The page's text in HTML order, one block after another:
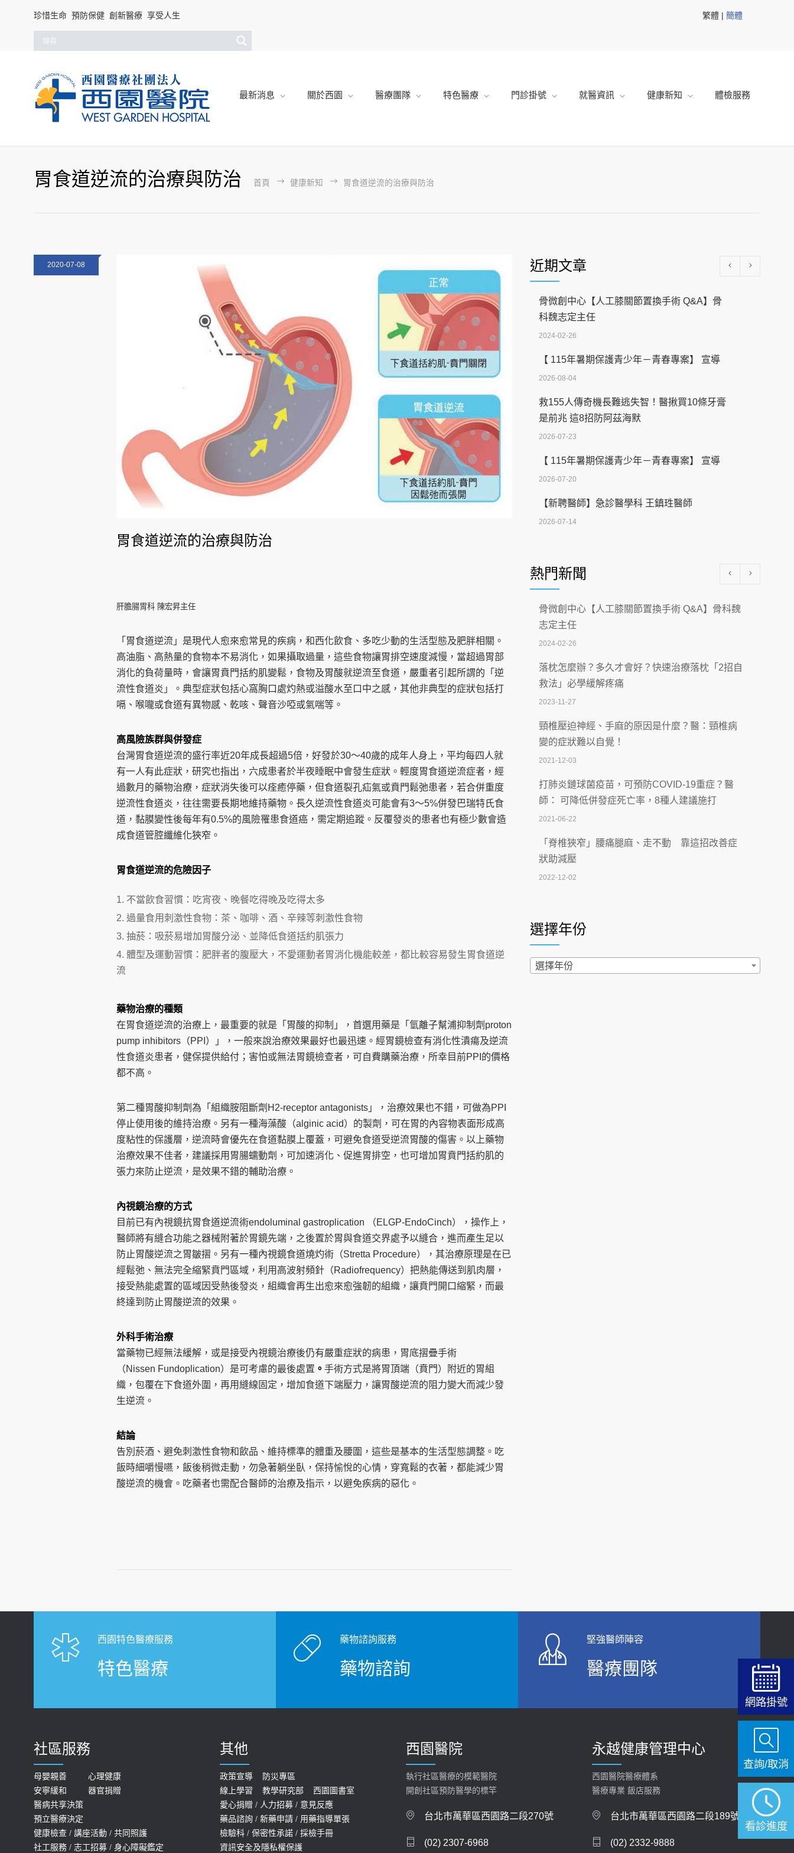
珍惜生命 預防保健 創新醫療 享受人生 繁體 | 簡體
最新消息 關於西園 醫療團隊 特色醫療 門診掛號 就醫資訊 健康新知 體檢服務
胃食道逆流的治療與防治 首頁 健康新知 胃食道逆流的治療與防治
2020-07-08
胃食道逆流的治療與防治
肝膽腸胃科 陳宏昇主任
「胃食道逆流」是現代人愈來愈常見的疾病，和西化飲食、多吃少動的生活型態及肥胖相關。
高油脂、高熱量的食物本不易消化，如果攝取過量，這些食物讓胃排空速度減慢，當超過胃部
消化的負荷量時，會讓胃賁門括約肌變鬆，食物及胃酸就逆流至食道，嚴重者引起所謂的「逆
流性食道炎」。典型症狀包括心窩胸口處灼熱或溢酸水至口中之感，其他非典型的症狀包括打
嗝、喉嚨或食道有異物感、乾咳、聲音沙啞或氣喘等。
高風險族群與併發症
台灣胃食道逆流的盛行率近20年成長超過5倍，好發於30～40歲的成年人身上，平均每四人就
有一人有此症狀，研究也指出，六成患者於半夜睡眠中會發生症狀。輕度胃食道逆流症者，經
過數月的藥物治療，症狀消失後可以痊癒停藥，但食道裂孔疝氣或賁門鬆弛患者，若合併重度
逆流性食道炎，往往需要長期地維持藥物。長久逆流性食道炎可能會有3～5%併發巴瑞特氏食
道，黏膜變性後每年有0.5%的風險罹患食道癌，需定期追蹤。反覆發炎的患者也有極少數會造
成食道管腔纖維化狹窄。
胃食道逆流的危險因子
不當飲食習慣：吃宵夜、晚餐吃得晚及吃得太多
過量食用刺激性食物：茶、咖啡、酒、辛辣等刺激性食物
抽菸：吸菸易增加胃酸分泌、並降低食道括約肌張力
體型及運動習慣：肥胖者的腹壓大，不愛運動者胃消化機能較差，都比較容易發生胃食道逆
流
藥物治療的種類
在胃食道逆流的治療上，最重要的就是「胃酸的抑制」，首選用藥是「氫離子幫浦抑制劑proton
pump inhibitors（PPI）」，一般來說治療效果最好也最迅速。經胃鏡檢查有消化性潰瘍及逆流
性食道炎患者，健保提供給付；害怕或無法胃鏡檢查者，可自費購藥治療，所幸目前PPI的價格
都不高。
第二種胃酸抑制劑為「組織胺阻斷劑H2-receptor antagonists」，治療效果也不錯，可做為PPI
停止使用後的維持治療。另有一種海藻酸（alginic acid）的製劑，可在胃的內容物表面形成高
度粘性的保護層，逆流時會優先在食道黏膜上覆蓋，可避免食道受逆流胃酸的傷害。以上藥物
治療效果不佳者，建議採用胃腸蠕動劑，可加速消化、促進胃排空，也可增加胃賁門括約肌的
張力來防止逆流，是效果不錯的輔助治療。
內視鏡治療的方式
目前已有內視鏡抗胃食道逆流術endoluminal gastroplication （ELGP-EndoCinch），操作上，
醫師將有縫合功能之器械附著於胃鏡先端，之後置於胃與食道交界處予以縫合，進而產生足以
防止胃酸逆流之胃皺摺。另有一種內視鏡食道燒灼術（Stretta Procedure），其治療原理是在已
經鬆弛、無法完全縮緊賁門區域，利用高波射頻針（Radiofrequency）把熱能傳送到肌肉層，
接受熱能處置的區域因受熱後發炎，組織會再生出愈來愈強韌的組織，讓賁門開口縮緊，而最
終達到防止胃酸逆流的效果。
外科手術治療
當藥物已經無法緩解，或是接受內視鏡治療後仍有嚴重症狀的病患，胃底摺疊手術
（Nissen Fundoplication）是可考慮的最後處置 。 手術方式是將胃頂端（賁門）附近的胃組
織，包覆在下食道外圍，再用縫線固定，增加食道下端壓力，讓胃酸逆流的阻力變大而減少發
生逆流。
結論
告別菸酒、避免刺激性食物和飲品、維持標準的體重及腰圍，這些是基本的生活型態調整。吃
飯時細嚼慢嚥，飯後稍微走動，勿急著躺坐臥，保持愉悅的心情，穿寬鬆的衣著，都能減少胃
酸逆流的機會。吃藥者也需配合醫師的治療及指示，以避免疾病的惡化。
近期文章
骨微創中心【人工膝關節置換手術 Q&A】骨
科魏志定主任
2024-02-26
【 115年暑期保護青少年－青春專案】 宣導
2026-08-04
救155人傳奇機長難逃失智！醫揪買10條牙膏
是前兆 這8招防阿茲海默
2026-07-23
【 115年暑期保護青少年－青春專案】 宣導
2026-07-20
【新聘醫師】急診醫學科 王鎮珄醫師
2026-07-14
2026-07-08
沒菸酒也瀕臨洗腎？65歲男靠「這習慣」逆
轉腎功能 醫揭3招救命
2026-07-08
體溫飆破41度！醫連收兩例中暑病例：致死
率達8成
2026-07-07
深耕萬華55年 西園醫院回顧發展歷程與智慧
醫療布局
2026-07-06
【115年臺北市「防癌保衛戰：健康好禮一手
刮」】 宣導
2026-07-02
【無菸城市】 宣導
2026-07-02
4連霸議員黃秋澤癌逝！食道癌為何奪命快？
西園醫院55周年 7／10捐血公益活動 邀民眾
熱血響應
2026-06-30
熱門新聞
骨微創中心【人工膝關節置換手術 Q&A】骨科魏
志定主任
2024-02-26
落枕怎麼辦？多久才會好？快速治療落枕「2招自
救法」必學緩解疼痛
2023-11-27
頸椎壓迫神經、手麻的原因是什麼？醫：頸椎病
變的症狀難以自覺！
2021-12-03
打肺炎鏈球菌疫苗，可預防COVID-19重症？醫
師： 可降低併發症死亡率，8種人建議施打
2021-06-22
「脊椎狹窄」腰痛腿麻、走不動 靠這招改善症
狀助減壓
2022-12-02
2022-02-17
過量維生素D和鈣恐罹癌? 醫師釋疑：搞懂4原則
不怕補錯
大吃大喝、肥胖害到膽囊！膽結石、膽息肉如何
處理？
選擇年份
選擇年份
西園特色醫療服務
特色醫療
藥物諮詢服務
藥物諮詢
堅強醫師陣容
醫療團隊
社區服務
母嬰親善
心理健康
安寧緩和
器官捐贈
醫病共享決策
預立醫療決定
健康檢查 / 講座活動 / 共同照護
社工服務 / 志工招募 / 身心障礙鑑定
其他
政策宣導
防災專區
線上學習
教學研究部
西園圖書室
愛心捐贈 / 人力招募 / 意見反應
藥品諮詢 / 新藥申請 / 用藥指導單張
檢驗科 / 保密性承諾 / 採檢手冊
資訊安全及隱私權保護
西園醫院
執行社區醫療的模範醫院
開創社區預防醫學的標竿
台北市萬華區西園路二段270號
(02) 2307-6968
永越健康管理中心
西園醫院醫療體系
醫療專業 飯店服務
台北市萬華區西園路二段189號
(02) 2332-9888
網路掛號
看診進度
查詢/取消